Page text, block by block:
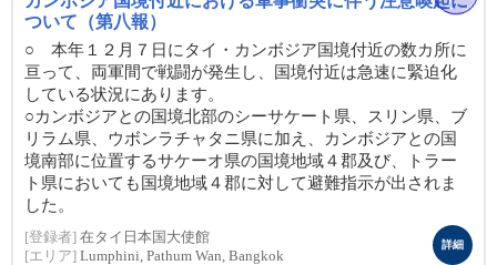
ついて（第八報）
○ 本年１２月７日にタイ・カンボジア国境付近の数カ所に
亘って、両軍間で戦闘が発生し、国境付近は急速に緊迫化
している状況にあります。
○カンボジアとの国境北部のシーサケート県、スリン県、ブ
リラム県、ウボンラチャタニ県に加え、カンボジアとの国
境南部に位置するサケーオ県の国境地域４郡及び、トラー
ト県においても国境地域４郡に対して避難指示が出されま
した。
[登録者] 在タイ日本国大使館
[エリア] Lumphini, Pathum Wan, Bangkok
詳細